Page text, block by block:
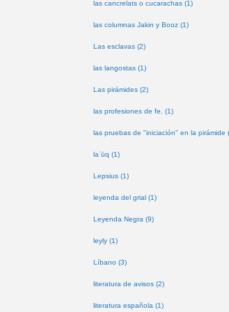
las cancrelats o cucarachas (1)
las columnas Jakin y Booz (1)
Las esclavas (2)
las langostas (1)
Las pirámides (2)
las profesiones de fe. (1)
las pruebas de "iniciación" en la pirámide
laʿūq (1)
Lepsius (1)
leyenda del grial (1)
Leyenda Negra (9)
leyly (1)
Líbano (3)
literatura de avisos (2)
literatura española (1)